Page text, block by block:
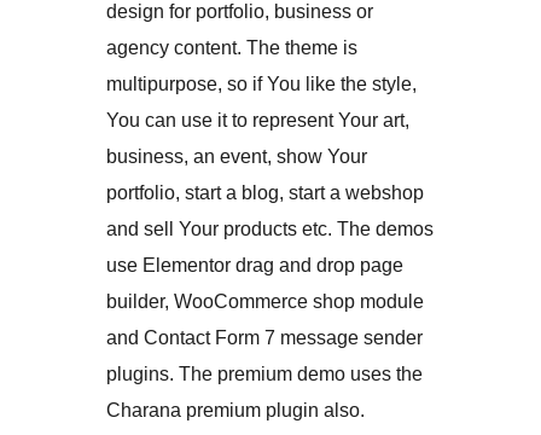
design for portfolio, business or
agency content. The theme is
multipurpose, so if You like the style,
You can use it to represent Your art,
business, an event, show Your
portfolio, start a blog, start a webshop
and sell Your products etc. The demos
use Elementor drag and drop page
builder, WooCommerce shop module
and Contact Form 7 message sender
plugins. The premium demo uses the
Charana premium plugin also.